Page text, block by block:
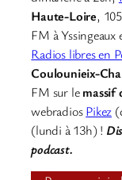
Haute-Loire,
FM à
Radios libres en
Coulounieix-
FM sur lemassif
webradiosPikez
(lundi à 13h) !
podcast.